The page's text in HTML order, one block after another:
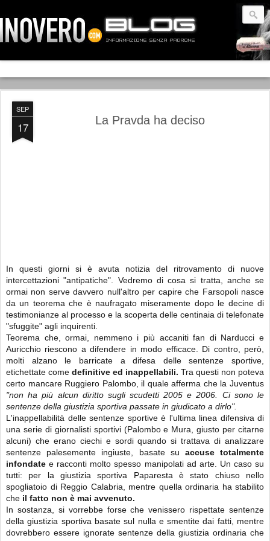
SEP
17 La Pravda ha deciso
In questi giorni si è avuta notizia del ritrovamento di nuove
intercettazioni "antipatiche". Vedremo di cosa si tratta, anche se
ormai non serve davvero null'altro per capire che Farsopoli nasce
da un teorema che è naufragato miseramente dopo le decine di
testimonianze al processo e la scoperta delle centinaia di telefonate
"sfuggite" agli inquirenti.
Teorema che, ormai, nemmeno i più accaniti fan di Narducci e
Auricchio riescono a difendere in modo efficace. Di contro, però,
molti alzano le barricate a difesa delle sentenze sportive,
etichettate come definitive ed inappellabili. Tra questi non poteva
certo mancare Ruggiero Palombo, il quale afferma che la Juventus
"non ha più alcun diritto sugli scudetti 2005 e 2006. Ci sono le
sentenze della giustizia sportiva passate in giudicato a dirlo".
L'inappellabilità delle sentenze sportive è l'ultima linea difensiva di
una serie di giornalisti sportivi (Palombo e Mura, giusto per citarne
alcuni) che erano ciechi e sordi quando si trattava di analizzare
sentenze palesemente ingiuste, basate su accuse totalmente
infondate e racconti molto spesso manipolati ad arte. Un caso su
tutti: per la giustizia sportiva Paparesta è stato chiuso nello
spogliatoio di Reggio Calabria, mentre quella ordinaria ha stabilito
che il fatto non è mai avvenuto.
In sostanza, si vorrebbe forse che venissero rispettate sentenze
della giustizia sportiva basate sul nulla e smentite dai fatti, mentre
dovrebbero essere ignorate sentenze della giustizia ordinaria che